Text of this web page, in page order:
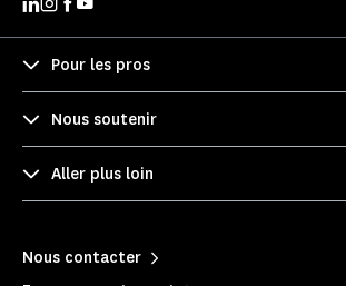
Pour les pros
Nous soutenir
Aller plus loin
Nous contacter